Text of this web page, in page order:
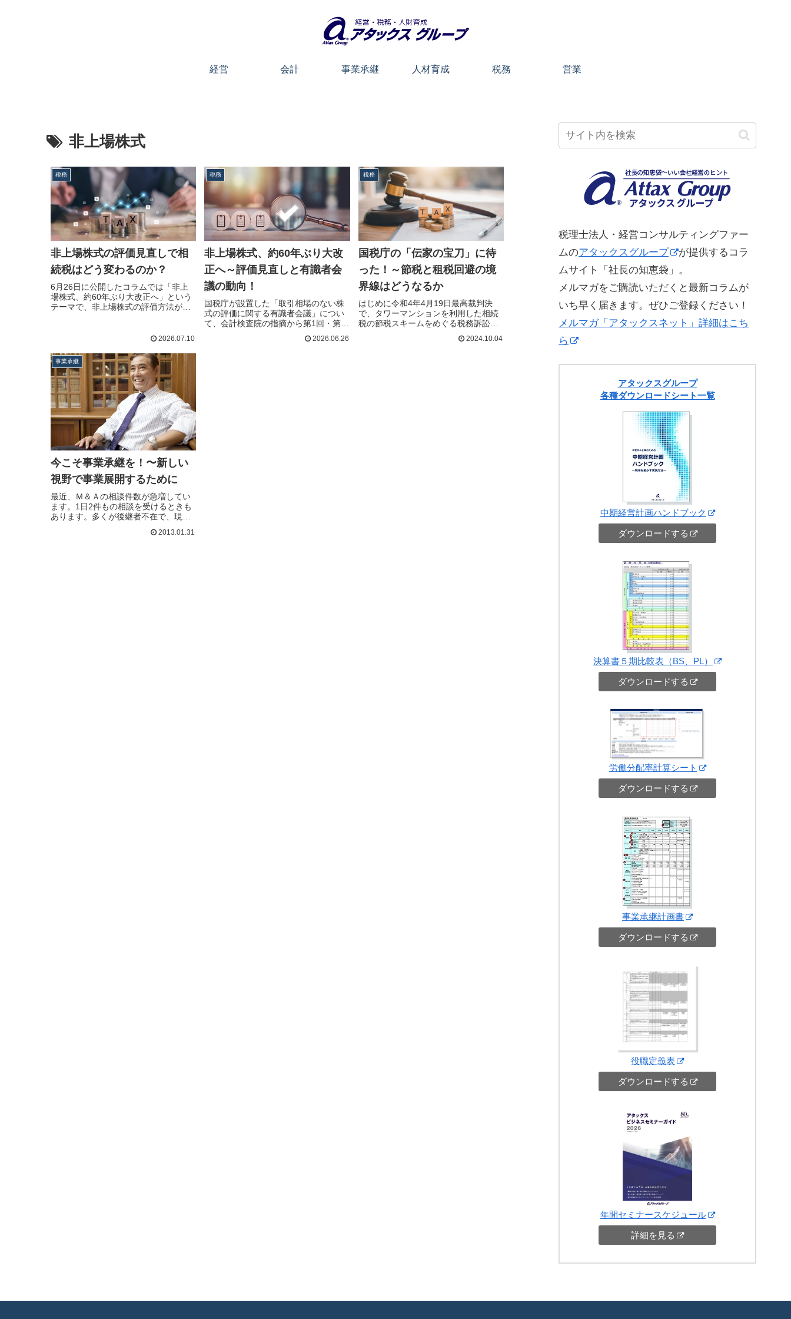
経営 会計 事業承継 人材育成 税務 営業
非上場株式
税務
非上場株式の評価見直しで相
続税はどう変わるのか？
6月26日に公開したコラムでは「非上
場株式、約60年ぶり大改正へ」という
テーマで、非上場株式の評価方法が…
2026.07.10
税務
非上場株式、約60年ぶり大改
正へ～評価見直しと有識者会
議の動向！
国税庁が設置した「取引相場のない株
式の評価に関する有識者会議」につい
て、会計検査院の指摘から第1回・第
2026.06.26
税務
国税庁の「伝家の宝刀」に待
った！～節税と租税回避の境
界線はどうなるか
はじめに令和4年4月19日最高裁判決
で、タワーマンションを利用した相続
税の節税スキームをめぐる税務訴訟
2024.10.04
事業承継
今こそ事業承継を！〜新しい
視野で事業展開するために
最近、Ｍ＆Ａの相談件数が急増してい
ます。1日2件もの相談を受けるときも
あります。多くが後継者不在で、現
2013.01.31
税理士法人・経営コンサルティングファー
ムのアタックスグループ
が提供するコラ
ムサイト「社長の知恵袋」。
メルマガをご購読いただくと最新コラムが
いち早く届きます。ぜひご登録ください！
メルマガ「アタックスネット」詳細はこち
ら
アタックスグループ
各種ダウンロードシート一覧
中期経営計画ハンドブック
ダウンロードする
決算書５期比較表（BS、PL）
ダウンロードする
労働分配率計算シート
ダウンロードする
事業承継計画書
ダウンロードする
役職定義表
ダウンロードする
年間セミナースケジュール
詳細を見る